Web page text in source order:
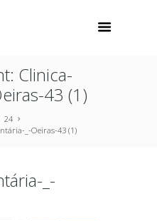
Clinica-
43 (1)
24
_-Oeiras-43 (1)
_-